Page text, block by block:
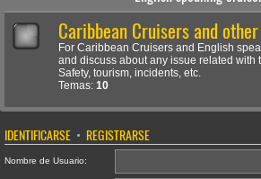
Caribbean Cruisers and
For Caribbean Cruisers and English
and discuss about any issue related with
Safety, tourism, incidents, etc.
Temas: 10
IDENTIFICARSE • REGISTRARSE
Nombre de Usuario: